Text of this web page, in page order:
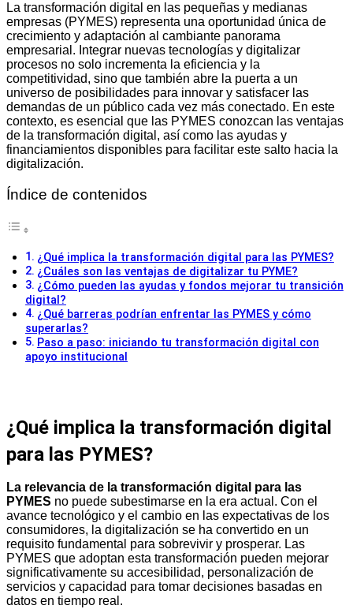
La transformación digital en las pequeñas y medianas
empresas (PYMES) representa una oportunidad única de
crecimiento y adaptación al cambiante panorama
empresarial. Integrar nuevas tecnologías y digitalizar
procesos no solo incrementa la eficiencia y la
competitividad, sino que también abre la puerta a un
universo de posibilidades para innovar y satisfacer las
demandas de un público cada vez más conectado. En este
contexto, es esencial que las PYMES conozcan las ventajas
de la transformación digital, así como las ayudas y
financiamientos disponibles para facilitar este salto hacia la
digitalización.
Índice de contenidos
¿Qué implica la transformación digital para las PYMES?
¿Cuáles son las ventajas de digitalizar tu PYME?
¿Cómo pueden las ayudas y fondos mejorar tu transición
digital?
¿Qué barreras podrían enfrentar las PYMES y cómo
superarlas?
Paso a paso: iniciando tu transformación digital con
apoyo institucional
¿Qué implica la transformación digital
para las PYMES?
La relevancia de la transformación digital para las
PYMES no puede subestimarse en la era actual. Con el
avance tecnológico y el cambio en las expectativas de los
consumidores, la digitalización se ha convertido en un
requisito fundamental para sobrevivir y prosperar. Las
PYMES que adoptan esta transformación pueden mejorar
significativamente su accesibilidad, personalización de
servicios y capacidad para tomar decisiones basadas en
datos en tiempo real.